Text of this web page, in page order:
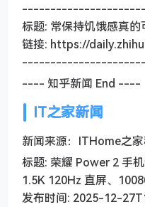
----------------------
标题: 常保持饥饿感真的
链接: https://
----------------------
---- 知乎新闻 End ----
IT之家新闻
新闻来源：ITHome之
标题: 荣耀 Power 2 手
1.5K 120Hz 直屏、
发布时间: 2025-12-